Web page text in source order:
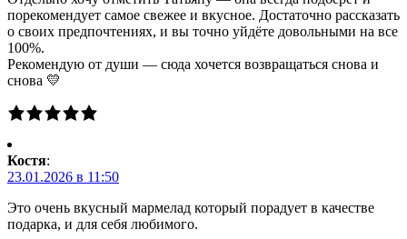
порекомендует самое свежее и вкусное. Достаточно рассказать
о своих предпочтениях, и вы точно уйдёте довольными на все
100%.
Рекомендую от души — сюда хочется возвращаться снова и
снова 💛
Костя:
23.01.2026 в 11:50
Это очень вкусный мармелад который порадует в качестве
подарка, и для себя любимого.